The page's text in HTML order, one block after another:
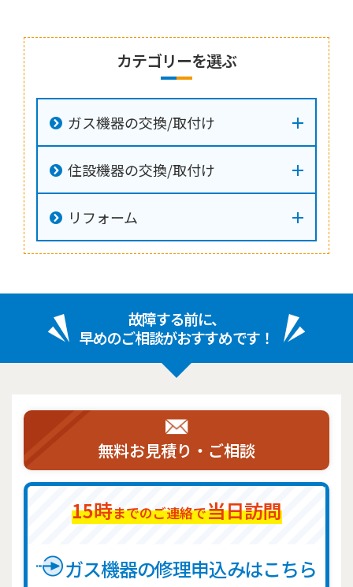
カテゴリーを選ぶ
ガス機器の交換/取付け
住設機器の交換/取付け
リフォーム
故障する前に、
早めのご相談がおすすめです！
無料お見積り・ご相談
15時までのご連絡で当日訪問
ガス機器の修理申込みはこちら